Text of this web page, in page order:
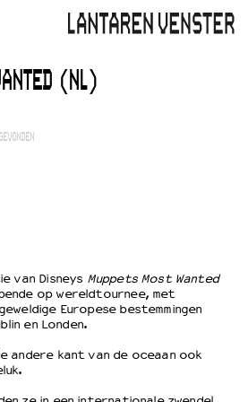
RESTAURANT
(NL)
van Disneys Muppets Most Wanted
op wereldtournee, met
Europese bestemmingen
en Londen.
andere kant van de oceaan ook